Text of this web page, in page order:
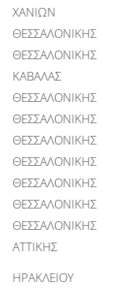
ΧΑΝΙΩΝ
ΘΕΣΣΑΛΟΝΙΚΗΣ
ΘΕΣΣΑΛΟΝΙΚΗΣ
ΚΑΒΑΛΑΣ
ΘΕΣΣΑΛΟΝΙΚΗΣ
ΘΕΣΣΑΛΟΝΙΚΗΣ
ΘΕΣΣΑΛΟΝΙΚΗΣ
ΘΕΣΣΑΛΟΝΙΚΗΣ
ΘΕΣΣΑΛΟΝΙΚΗΣ
ΘΕΣΣΑΛΟΝΙΚΗΣ
ΘΕΣΣΑΛΟΝΙΚΗΣ
ΑΤΤΙΚΗΣ
ΗΡΑΚΛΕΙΟΥ